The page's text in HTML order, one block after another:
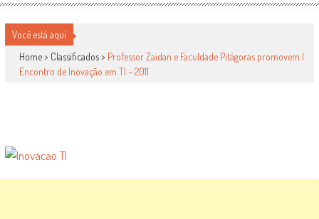
Você está aqui
Home > Classificados> Professor Zaidan e Faculdade Pitágoras promovem I
Encontro de Inovação em TI – 2011
PROMOVEM I ENCONTRO DE INOVAÇÃO EM TI –
2011
Classificados por -16 de fevereiro de 2011